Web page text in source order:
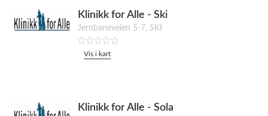
Klinikk for Alle - Ski
Jernbaneveien 5-7, SKI
Vis i kart
Klinikk for Alle - Sola